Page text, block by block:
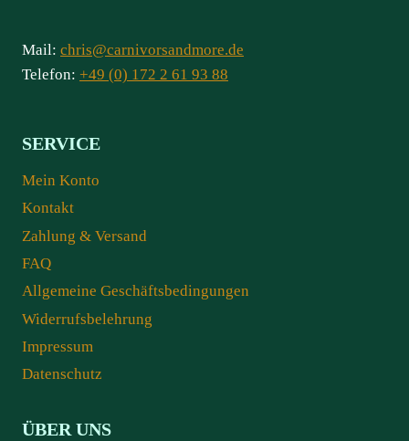
Mail: chris@carnivorsandmore.de
Telefon: +49 (0) 172 2 61 93 88
SERVICE
Mein Konto
Kontakt
Zahlung & Versand
FAQ
Allgemeine Geschäftsbedingungen
Widerrufsbelehrung
Impressum
Datenschutz
ÜBER UNS